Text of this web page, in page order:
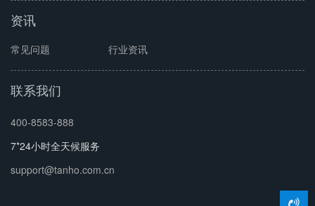
资讯
常见问题 行业资讯
联系我们
400-8583-888
7*24小时全天候服务
support@tanho.com.cn